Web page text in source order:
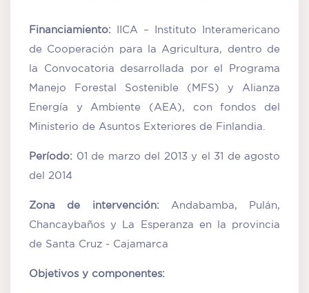
Financiamiento: IICA – Instituto Interamericano
de Cooperación para la Agricultura, dentro de
la Convocatoria desarrollada por el Programa
Manejo Forestal Sostenible (MFS) y Alianza
Energía y Ambiente (AEA), con fondos del
Ministerio de Asuntos Exteriores de Finlandia.
Período: 01 de marzo del 2013 y el 31 de agosto
del 2014
Zona de intervención:Andabamba, Pulán,
Chancaybaños y La Esperanza en la provincia
de Santa Cruz - Cajamarca
Objetivos y componentes: